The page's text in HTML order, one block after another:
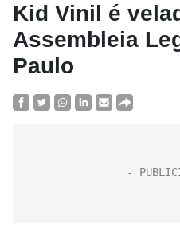
Kid Vinil é
Assembleia
Paulo